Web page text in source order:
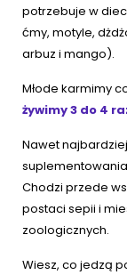
potrzebuje w
ćmy, motyle,
arbuz i mango).
Młode karmimy
żywimy 3 do 4
Nawet
Chodzi przede
postaci sepii i
zoologicznych.
Wiesz, co jedzą